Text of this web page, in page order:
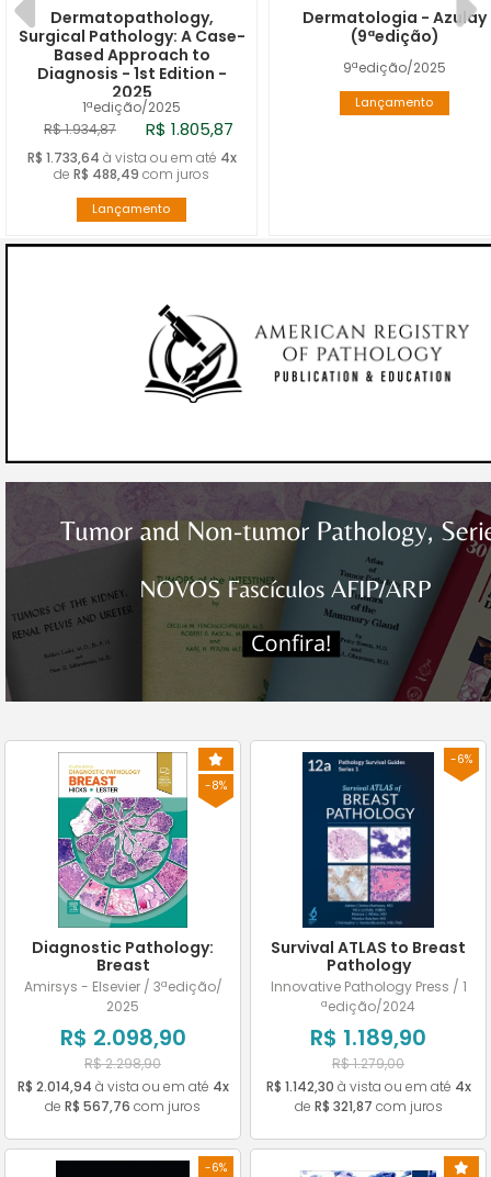
HEAD AND NECK
HEMATOPATHOLOGY
INFECTIOUS DISEASES
MOLECULAR
NEUROPATHOLOGY
UROLOGIC
1ªedição/2025
Dermatopathology,
Surgical Pathology: A Case-
Based Approach to
Diagnosis - 1st Edition -
2025
R$ 1.934,87 R$ 1.805,87
R$ 1.733,64 à vista ou em até 4x
de R$ 488,49 com juros
Lançamento
9ªedição/2025
Dermatologia - Azulay
(9ªedição)
Lançamento
-8%
Diagnostic Pathology:
Breast
Amirsys - Elsevier / 3ªedição/
2025
R$ 2.098,90
R$ 2.298,90
R$ 2.014,94 à vista ou em até 4x
de R$ 567,76 com juros
-6%
Survival ATLAS to Breast
Pathology
Innovative Pathology Press / 1
ªedição/2024
R$ 1.189,90
R$ 1.279,00
R$ 1.142,30 à vista ou em até 4x
de R$ 321,87 com juros
-6%